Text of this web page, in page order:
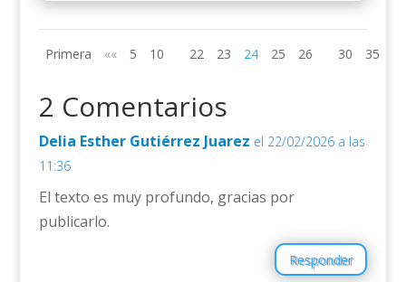
Primera «« 5 10 22 23 24 25 26 30 35
2 Comentarios
Delia Esther Gutiérrez Juarez el 22/02/2026 a las
11:36
El texto es muy profundo, gracias por
publicarlo.
Responder